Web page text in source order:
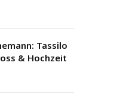
Tassilo
& Hochzeit